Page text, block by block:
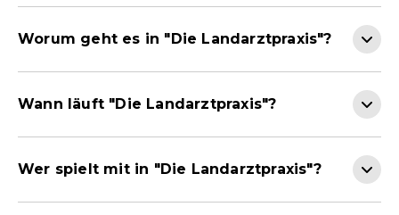
Worum geht es in "Die Landarztpraxis"?
Wann läuft "Die Landarztpraxis"?
Wer spielt mit in "Die Landarztpraxis"?